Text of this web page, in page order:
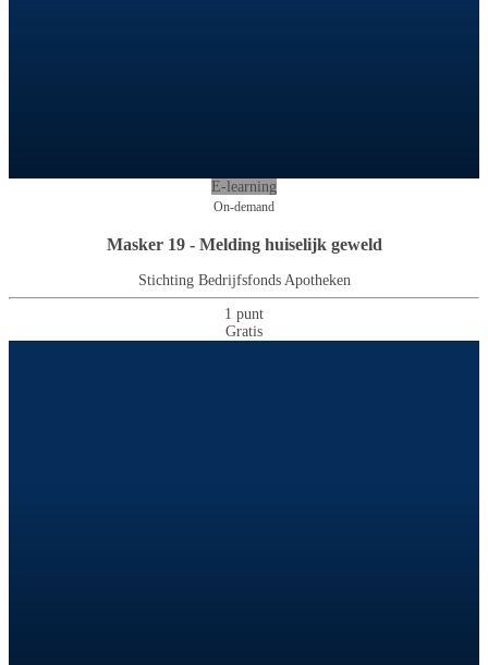
E-learning
On-demand
Masker 19 - Melding huiselijk geweld
Stichting Bedrijfsfonds Apotheken
1 punt
Gratis